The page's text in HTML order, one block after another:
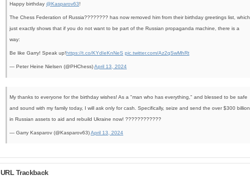
Happy birthday @Kasparov63!
The Chess Federation of Russia???????? has now removed him from their birthday greetings list, which
just exactly shows that if you do not want to be part of the Russian propaganda machine, there is a
way:
Be like Garry! Speak up!https://t.co/KYdIeKnNeS pic.twitter.com/Az2qSwMhRt
— Peter Heine Nielsen (@PHChess)April 13, 2024
My thanks to everyone for the birthday wishes! As a "man who has everything," and blessed to be safe
and sound with my family today, I will ask only for cash. Specifically, seize and send the over $300 billion
in Russian assets to aid and rebuild Ukraine now! ????????????
— Garry Kasparov (@Kasparov63)April 13, 2024
URL Trackback